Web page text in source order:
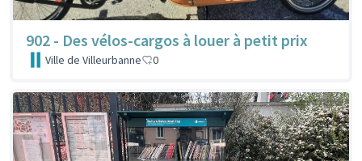
902 - Des vélos-cargos à louer à petit prix
Ville de Villeurbanne 0